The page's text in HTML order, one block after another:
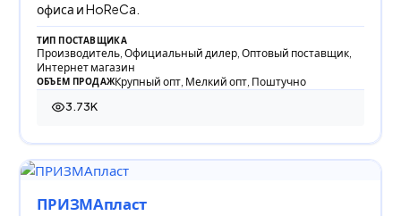
офиса и HoReCa.
ТИП ПОСТАВЩИКА
Производитель, Официальный дилер, Оптовый поставщик,
Интернет магазин
ОБЪЕМ ПРОДАЖКрупный опт, Мелкий опт, Поштучно
3.73K
3 733 просмотра
ПРИЗМАпласт